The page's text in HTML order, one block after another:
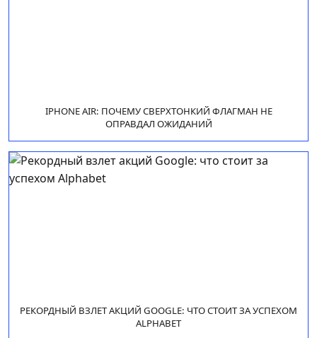
IPHONE AIR: ПОЧЕМУ СВЕРХТОНКИЙ ФЛАГМАН НЕ
ОПРАВДАЛ ОЖИДАНИЙ
РЕКОРДНЫЙ ВЗЛЕТ АКЦИЙ GOOGLE: ЧТО СТОИТ ЗА УСПЕХОМ
ALPHABET